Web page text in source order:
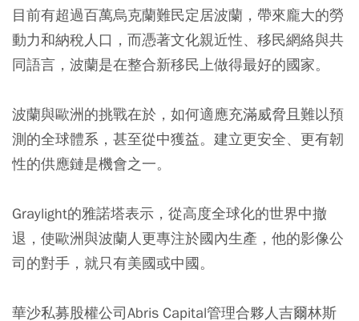
目前有超過百萬烏克蘭難民定居波蘭，帶來龐大的勞
動力和納稅人口，而憑著文化親近性、移民網絡與共
同語言，波蘭是在整合新移民上做得最好的國家。
波蘭與歐洲的挑戰在於，如何適應充滿威脅且難以預
測的全球體系，甚至從中獲益。建立更安全、更有韌
性的供應鏈是機會之一。
Graylight的雅諾塔表示，從高度全球化的世界中撤
退，使歐洲與波蘭人更專注於國內生產，他的影像公
司的對手，就只有美國或中國。
華沙私募股權公司Abris Capital管理合夥人吉爾林斯